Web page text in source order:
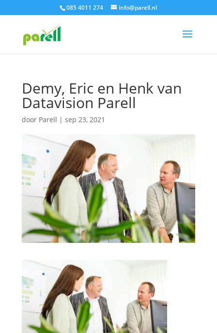
085 4011 274 info@parell.nl
Demy, Eric en Henk van
Datavision Parell
door Parell | sep 23, 2021